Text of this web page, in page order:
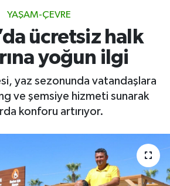
YAŞAM-ÇEVRE
ücretsiz halk
yoğun ilgi
yaz sezonunda vatandaşlara
ve şemsiye hizmeti sunarak
konforu artırıyor.